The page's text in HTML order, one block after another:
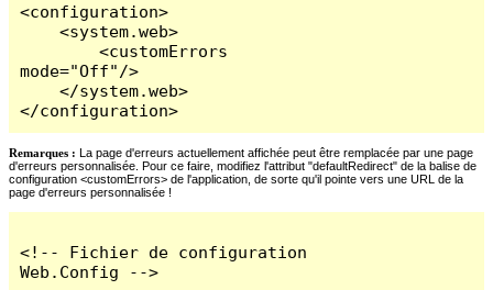
<configuration>
    <system.web>
        <customErrors
mode="Off"/>
    </system.web>
</configuration>
Remarques : La page d'erreurs actuellement affichée peut être remplacée par une page
d'erreurs personnalisée. Pour ce faire, modifiez l'attribut "defaultRedirect" de la balise de
configuration <customErrors> de l'application, de sorte qu'il pointe vers une URL de la
page d'erreurs personnalisée !
<!-- Fichier de configuration
Web.Config -->